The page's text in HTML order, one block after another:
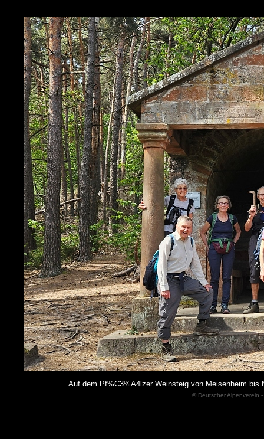
Auf dem Pf%C3%A4lzer Weinsteig von Meisenheim bis
© Deutscher Alpenverein